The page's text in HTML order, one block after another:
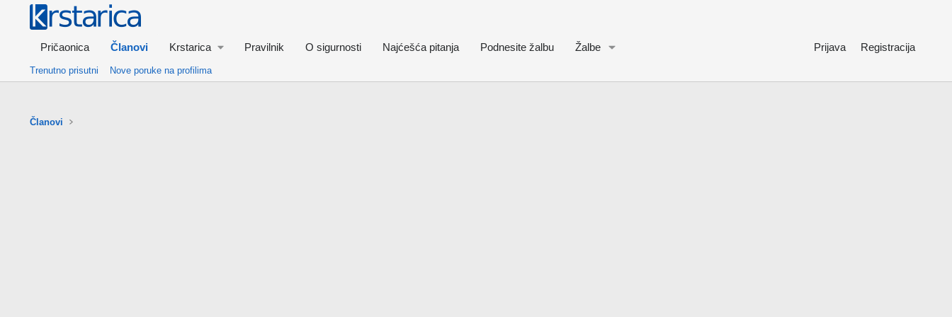
Pričaonica Članovi Krstarica Pravilnik O sigurnosti Najćešća pitanja Podnesite žalbu Žalbe Prijava Registracija
Trenutno prisutni Nove poruke na profilima
Članovi